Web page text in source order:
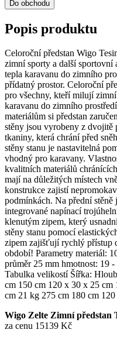
Do obchodu
Popis produktu
Celoroční předstan Wigo
zimní sporty a další
tepla karavanu do zimního
přídatný prostor. Celoroční
pro všechny, kteří milují
karavanu do zimního
materiálům si předstan
stěny jsou vyrobeny z dvojitě
tkaniny, která chrání před
stěny stanu je nastavitelná
vhodný pro karavany.
kvalitních materiálů
mají na důležitých místech
konstrukce zajistí
podmínkách. Na přední stěně
integrované napínací
klenutým zipem, který
stěny stanu pomocí
zipem zajišťují rychlý přístup
období! Parametry materiál:
průměr 25 mm hmotnost: 19
Tabulka velikostí Šířka:
cm 150 cm 120 x 30 x 25
cm 21 kg 275 cm 180 cm
Wigo Zelte Zimní předstan
za cenu 15139 Kč